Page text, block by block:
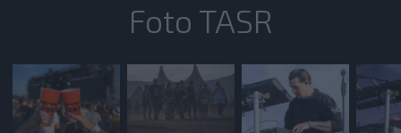
Foto TASR